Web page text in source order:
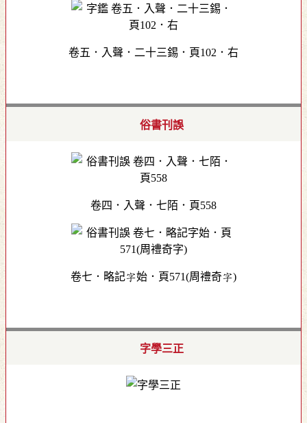
卷五．入聲．二十三錫．頁102．右
俗書刊誤
卷四．入聲．七陌．頁558
卷七．略記字始．頁571(周禮奇字)
字學三正